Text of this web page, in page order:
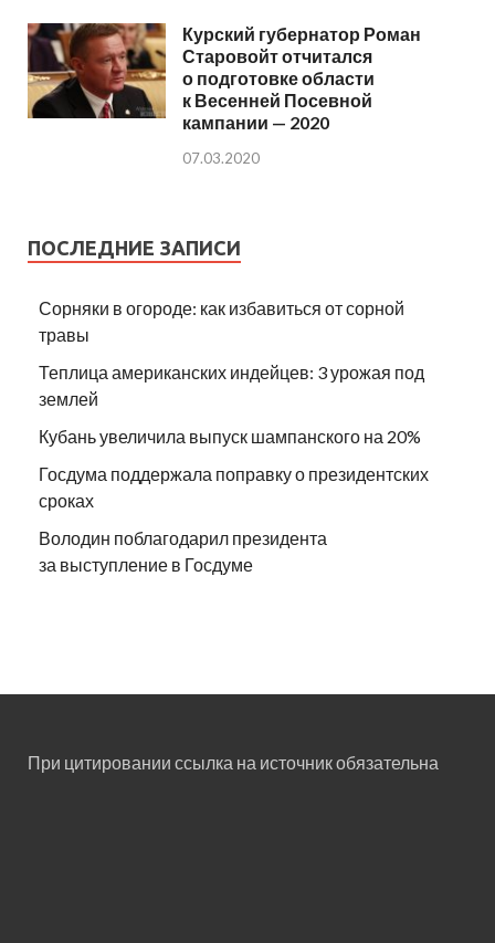
Курский губернатор Роман
Старовойт отчитался
о подготовке области
к Весенней Посевной
кампании — 2020
07.03.2020
ПОСЛЕДНИЕ ЗАПИСИ
Сорняки в огороде: как избавиться от сорной
травы
Теплица американских индейцев: 3 урожая под
землей
Кубань увеличила выпуск шампанского на 20%
Госдума поддержала поправку о президентских
сроках
Володин поблагодарил президента
за выступление в Госдуме
При цитировании ссылка на источник обязательна